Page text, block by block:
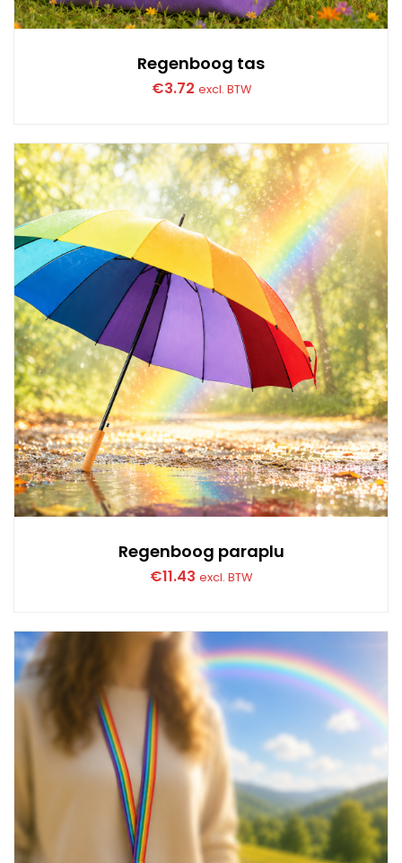
Regenboog tas
€3.72 excl. BTW
Regenboog paraplu
€11.43 excl. BTW